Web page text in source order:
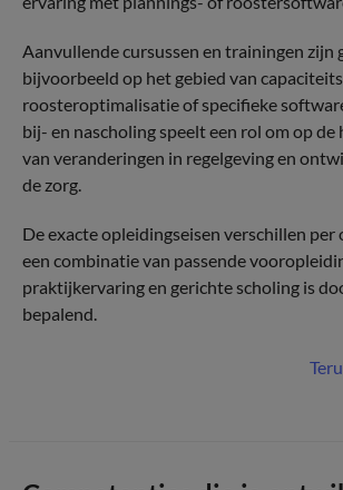
Aanvullende cursussen en trainingen zijn
bijvoorbeeld op het gebied van
roosteroptimalisatie of specifieke
bij- en nascholing speelt een rol om op
van veranderingen in regelgeving en
de zorg.
De exacte opleidingseisen verschillen per
een combinatie van passende
praktijkervaring en gerichte scholing is
bepalend.